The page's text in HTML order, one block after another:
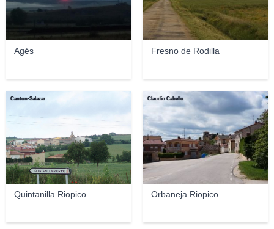
Agés Fresno de Rodilla
Quintanilla Riopico
Canton-Salazar
Orbaneja Riopico
Claudio Cabello